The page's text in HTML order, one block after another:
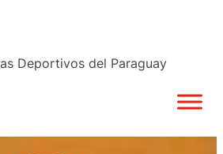
Deportivos del Paraguay